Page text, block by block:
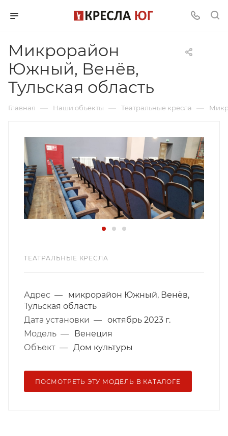
Микрорайон
Южный, Венёв,
Тульская область
Главная — Наши объекты — Театральные кресла —
ТЕАТРАЛЬНЫЕ КРЕСЛА
Адрес —
микрорайон Южный, Венёв,
Тульская область
Дата установки — октябрь 2023 г.
Модель —
Венеция
Объект — Дом культуры
ПОСМОТРЕТЬ ЭТУ МОДЕЛЬ В КАТАЛОГЕ